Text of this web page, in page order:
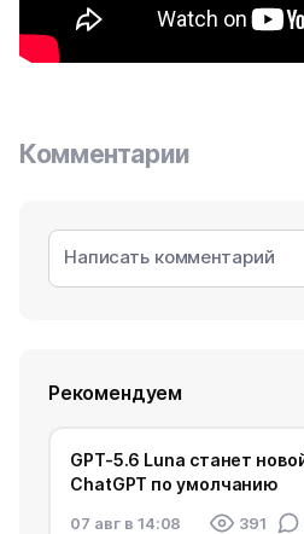
Комментарии
Рекомендуем
GPT-5.6 Luna станет
ChatGPT по умолчанию
07 авг в 14:08 391